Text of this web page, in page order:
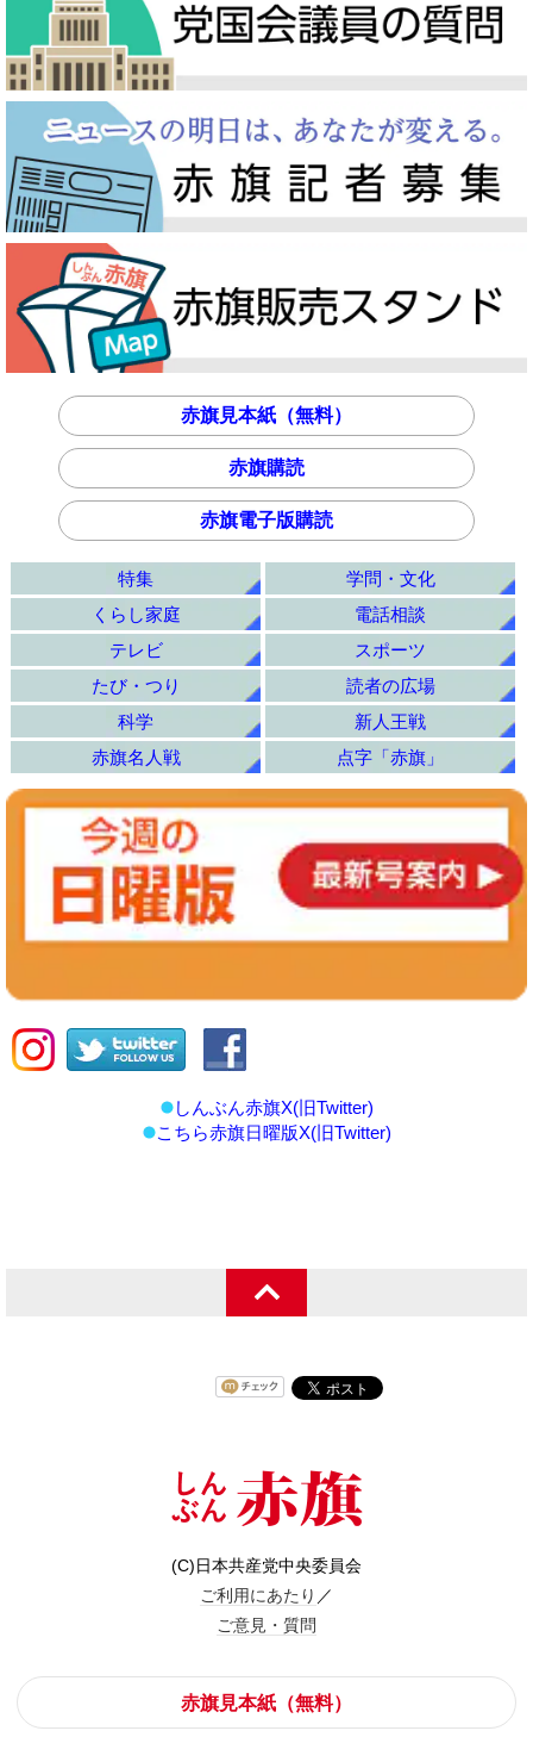
赤旗見本紙（無料）
赤旗購読
赤旗電子版購読
特集
学問・文化
くらし家庭
電話相談
テレビ
スポーツ
たび・つり
読者の広場
科学
新人王戦
赤旗名人戦
点字「赤旗」
しんぶん赤旗X(旧Twitter)
こちら赤旗日曜版X(旧Twitter)
(C)日本共産党中央委員会
ご利用にあたり ／
ご意見・質問
赤旗見本紙（無料）